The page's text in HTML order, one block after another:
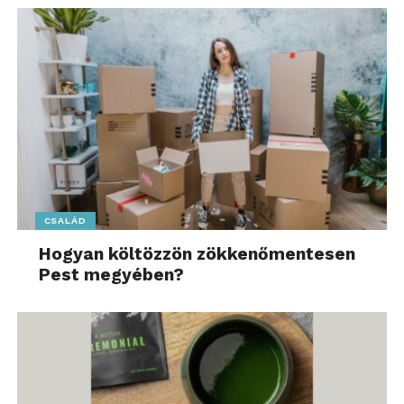
„A csapattal úgy köszöntünk el az előző hétvége
után az Oulton Parkban, hogy a következő verseny
nem számít bele a bajnokságba, úgyhogy csak
menjünk oda és élvezzük. Az lesz a cél, hogy hozzuk
ki a legtöbbet a lehetőségeinkből, miközben
minden pillanatát kiélvezzük annak, hogy Forma–1-
es hétvégén szerepelhetünk” – tekintett előre
Martin.
A hétvége menetrendje némileg eltérő lesz a
megszokottól, hiszen kettő helyett csak egy
szabadedzés áll majd a versenyzők rendelkezésére,
három helyett pedig csak két, ugyanakkor valamivel
A MOTAM és a Forma–1-es hétvégék közvetítésének
magyarországi jogtulajdonosa nem tudott
megegyezni a közvetítésről, Martin futamai így a
CSALÁD
Hogyan költözzön zökkenőmentesen
Pest megyében?